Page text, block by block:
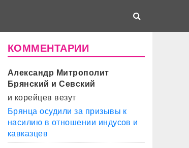
КОММЕНТАРИИ
Александр Митрополит
Брянский и Севский
и корейцев везут
Брянца осудили за призывы к
насилию в отношении индусов и
кавказцев